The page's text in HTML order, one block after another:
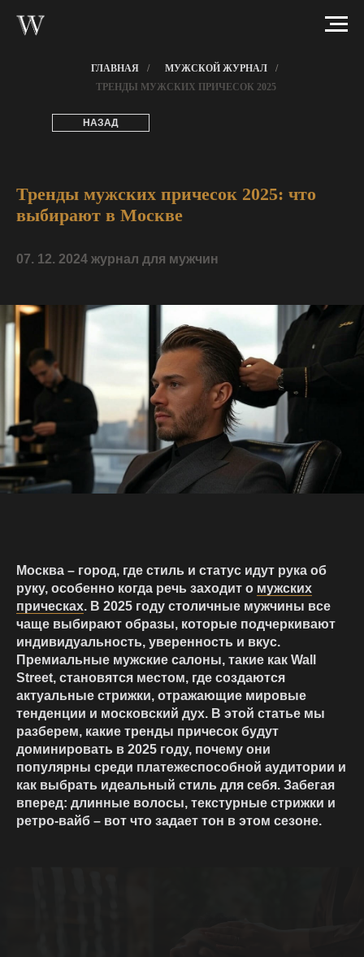
ГЛАВНАЯ / МУЖСКОЙ ЖУРНАЛ
/
ТРЕНДЫ МУЖСКИХ ПРИЧЕСОК 2025
НАЗАД
Тренды мужских причесок 2025: что
выбирают в Москве
07. 12. 2024 журнал для мужчин
Москва – город, где стиль и статус идут рука об
руку, особенно когда речь заходит о мужских
прическах. В 2025 году столичные мужчины все
чаще выбирают образы, которые подчеркивают
индивидуальность, уверенность и вкус.
Премиальные мужские салоны, такие как Wall
Street, становятся местом, где создаются
актуальные стрижки, отражающие мировые
тенденции и московский дух. В этой статье мы
разберем, какие тренды причесок будут
доминировать в 2025 году, почему они
популярны среди платежеспособной аудитории и
как выбрать идеальный стиль для себя. Забегая
вперед: длинные волосы, текстурные стрижки и
ретро-вайб – вот что задает тон в этом сезоне.